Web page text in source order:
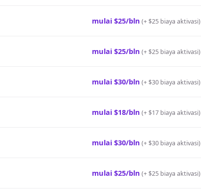
mulai $25/bln (+ $25 biaya aktivasi)
mulai $25/bln (+ $25 biaya aktivasi)
mulai $30/bln (+ $30 biaya aktivasi)
mulai $18/bln (+ $17 biaya aktivasi)
mulai $30/bln (+ $30 biaya aktivasi)
mulai $25/bln (+ $25 biaya aktivasi)